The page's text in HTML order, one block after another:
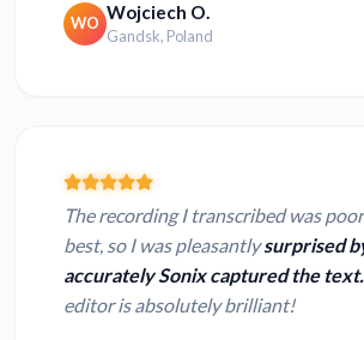
WO Wojciech O.
Gandsk, Poland
The recording I transcribed was
best, so I was pleasantlysurprised
accurately Sonix captured the text.
editor is absolutely brilliant!